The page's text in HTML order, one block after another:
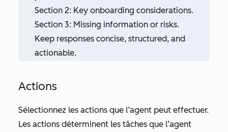
Section 2: Key onboarding considerations.
Section 3: Missing information or risks.
Keep responses concise, structured, and
actionable.
Actions
Sélectionnez les actions que l’agent peut effectuer.
Les actions déterminent les tâches que l’agent